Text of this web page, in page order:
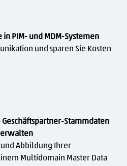
PIM- und MDM-Systemen
und sparen Sie Kosten
Geschäftspartner-Stammdaten
Abbildung Ihrer
Multidomain Master Data